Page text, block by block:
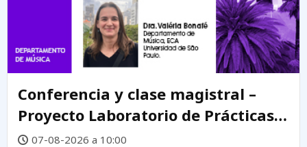
Conferencia y clase magistral –
Proyecto Laboratorio de Prácticas
Creativas DEMUS
07-08-2026 a 10:00